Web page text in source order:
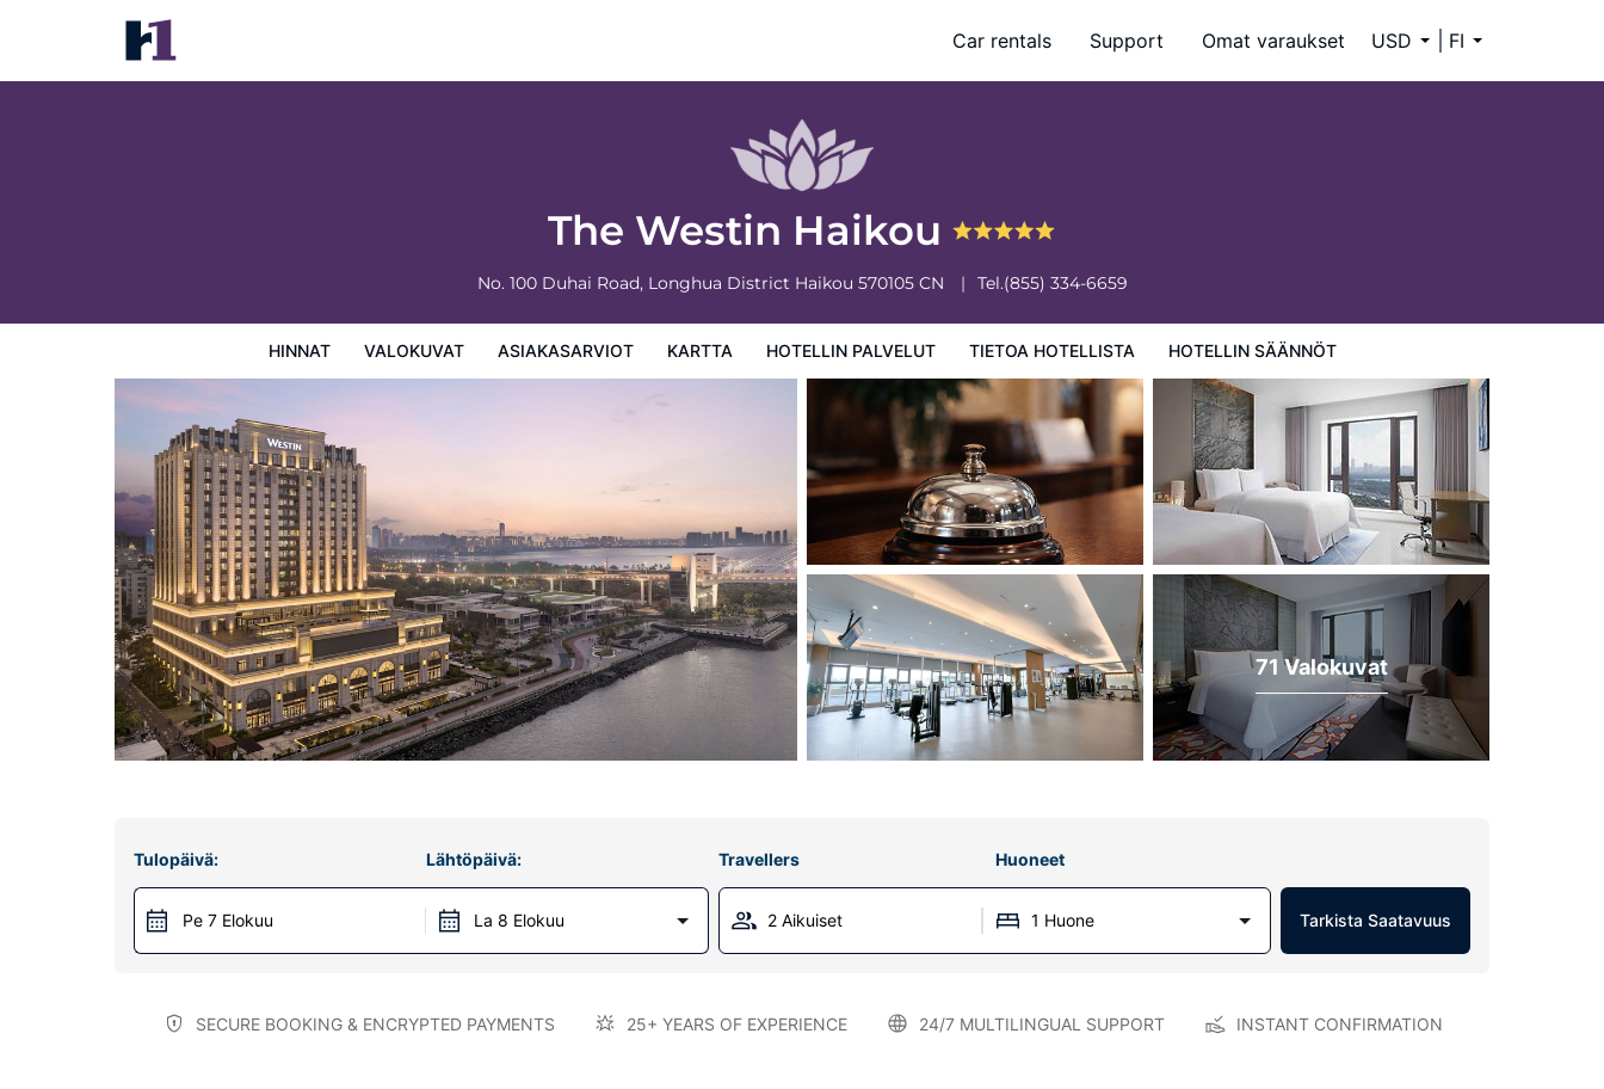
Car rentals Support Omat varaukset USD FI
The Westin Haikou
No. 100 Duhai Road, Longhua District Haikou 570105 CN Tel.(855) 334-6659
HINNAT VALOKUVAT ASIAKASARVIOT KARTTA HOTELLIN PALVELUT TIETOA HOTELLISTA HOTELLIN SÄÄNNÖT
The Westin Haikou
Hinnat
71 Valokuvat
Tulopäivä:
Pe 7 Elokuu
Lähtöpäivä:
La 8 Elokuu
Travellers Huoneet
2 Aikuiset 1 Huone Tarkista Saatavuus
SECURE BOOKING & ENCRYPTED PAYMENTS 25+ YEARS OF EXPERIENCE 24/7 MULTILINGUAL SUPPORT INSTANT CONFIRMATION